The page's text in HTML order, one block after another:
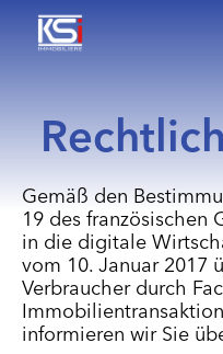
Gemäß den
19 des französischen
in die digitale
vom 10. Januar 2017
Verbraucher durch
informieren wir Sie